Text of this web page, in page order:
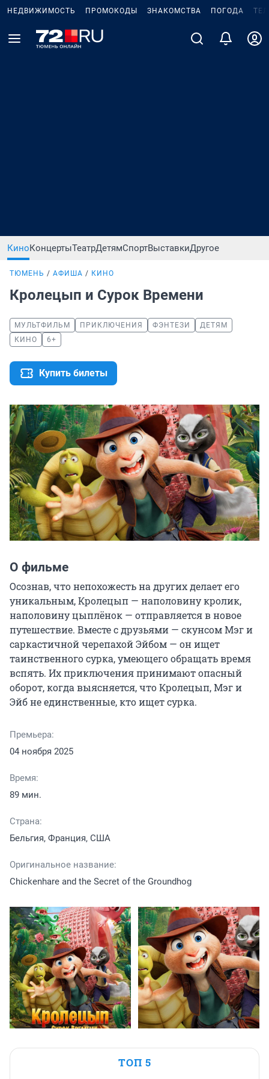
НЕДВИЖИМОСТЬ ПРОМОКОДЫ ЗНАКОМСТВА ПОГОДА
КиноКонцертыТеатрДетямСпортВыставкиДругое
ТЮМЕНЬ АФИША КИНО
Кролецып и Сурок Времени
МУЛЬТФИЛЬМ ПРИКЛЮЧЕНИЯ ФЭНТЕЗИ
ДЕТЯМ
КИНО
6+
Купить билеты
О фильме
Осознав, что непохожесть на других делает его
уникальным, Кролецып — наполовину кролик,
наполовину цыплёнок — отправляется в новое
путешествие. Вместе с друзьями — скунсом Мэг и
саркастичной черепахой Эйбом — он ищет
таинственного сурка, умеющего обращать время
вспять. Их приключения принимают опасный
оборот, когда выясняется, что Кролецып, Мэг и
Эйб не единственные, кто ищет сурка.
Премьера:
04 ноября 2025
Время:
89 мин.
Страна:
Бельгия, Франция, США
Оригинальное название:
Chickenhare and the Secret of the Groundhog
ТОП 5